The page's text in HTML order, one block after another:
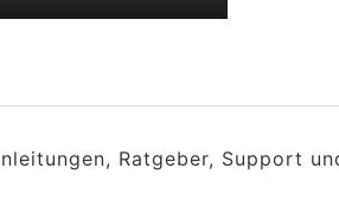
Ratgeber, Support